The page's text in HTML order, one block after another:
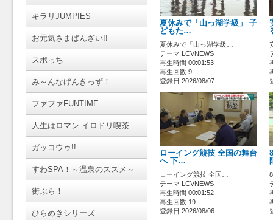
キラリJUMPIES
お元気さまばんざい!!
スポっち
み～んなげんきっず！
ファファFUNTIME
人生はロマン イロドリ喫茶
ガッコウゥ!!
すわSPA！～温泉のススメ～
街ぶら！
ひらめきシリーズ
夏休みで「山っ湖学級」 子
どもた…
夏休みで「山っ湖学級…
テーマ LCVNEWS
再生時間 00:01:53
再生回数 9
登録日 2026/08/07
ローイング競技 全国の舞台
へ 下…
ローイング競技 全国…
テーマ LCVNEWS
再生時間 00:01:52
再生回数 19
登録日 2026/08/06